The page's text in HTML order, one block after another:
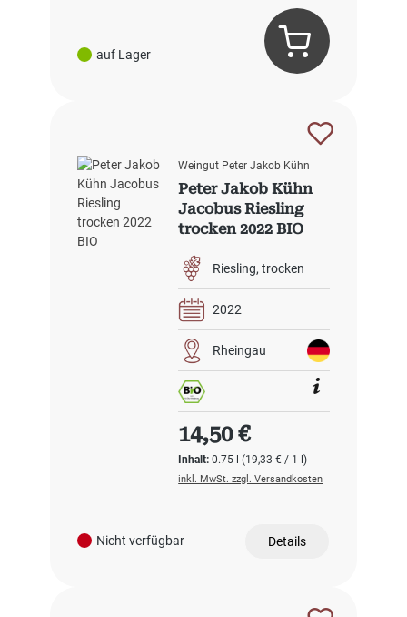
auf Lager
Nicht verfügbar
Weingut Peter Jakob Kühn
Peter Jakob Kühn
Jacobus Riesling
trocken 2022 BIO
Riesling trocken
2022
Rheingau
Inhalt:0.75 l(19,33 € / 1 l)
Regulärer Preis:
14,50 €
inkl. MwSt. zzgl. Versandkosten
Details